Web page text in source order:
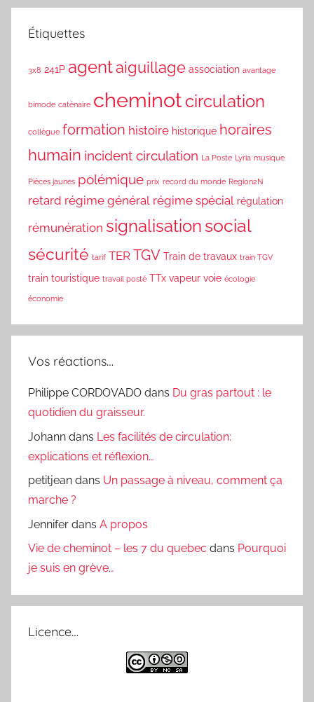
Étiquettes
3x8 241P agentaiguillage association avantage
bimode caténaire cheminotcirculation
collègue formation histoire historique horaires
humain incident circulation La Poste Lyria musique
Pièces jaunes polémique prix record du monde Region2N
retard régime général régime spécial régulation
rémunération signalisation social
sécurité tarif TER TGV Train de travaux train TGV
train touristique travail posté TTx vapeur voie écologie
économie
Vos réactions…
Philippe CORDOVADO dans Du gras partout : le
quotidien du graisseur.
Johann dans Les facilités de circulation:
explications et réflexion…
petitjean dans Un passage à niveau, comment ça
marche ?
Jennifer dans A propos
Vie de cheminot – les 7 du quebec dans Pourquoi
je suis en grève…
Licence…